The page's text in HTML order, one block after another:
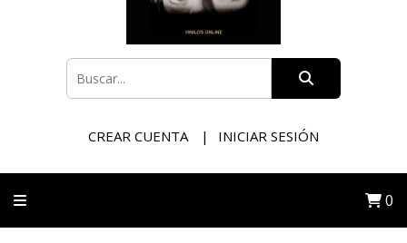
CREAR CUENTA INICIAR SESIÓN
0